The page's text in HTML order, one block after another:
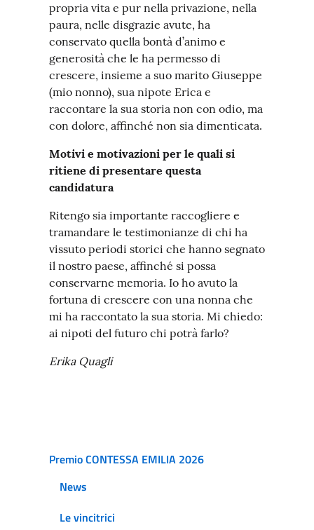
propria vita e pur nella privazione, nella
paura, nelle disgrazie avute, ha
conservato quella bontà d’animo e
generosità che le ha permesso di
crescere, insieme a suo marito Giuseppe
(mio nonno), sua nipote Erica e
raccontare la sua storia non con odio, ma
con dolore, affinché non sia dimenticata.
Motivi e motivazioni per le quali si
ritiene di presentare questa
candidatura
Ritengo sia importante raccogliere e
tramandare le testimonianze di chi ha
vissuto periodi storici che hanno segnato
il nostro paese, affinché si possa
conservarne memoria. Io ho avuto la
fortuna di crescere con una nonna che
mi ha raccontato la sua storia. Mi chiedo:
ai nipoti del futuro chi potrà farlo?
Erika Quagli
Premio CONTESSA EMILIA 2026
News
Le vincitrici